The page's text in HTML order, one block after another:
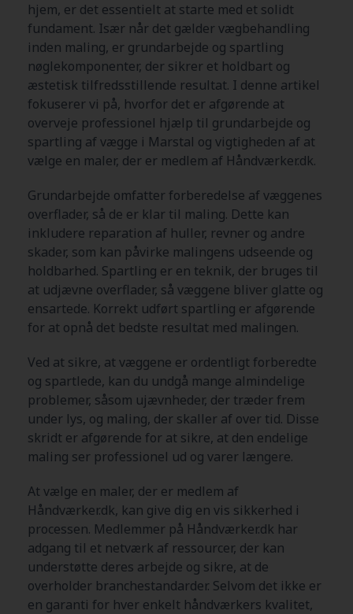
hjem, er det essentielt at starte med et solidt
fundament. Især når det gælder vægbehandling
inden maling, er grundarbejde og spartling
nøglekomponenter, der sikrer et holdbart og
æstetisk tilfredsstillende resultat. I denne artikel
fokuserer vi på, hvorfor det er afgørende at
overveje professionel hjælp til grundarbejde og
spartling af vægge i Marstal og vigtigheden af at
vælge en maler, der er medlem af Håndværker.dk.
Grundarbejde omfatter forberedelse af væggenes
overflader, så de er klar til maling. Dette kan
inkludere reparation af huller, revner og andre
skader, som kan påvirke malingens udseende og
holdbarhed. Spartling er en teknik, der bruges til
at udjævne overflader, så væggene bliver glatte og
ensartede. Korrekt udført spartling er afgørende
for at opnå det bedste resultat med malingen.
Ved at sikre, at væggene er ordentligt forberedte
og spartlede, kan du undgå mange almindelige
problemer, såsom ujævnheder, der træder frem
under lys, og maling, der skaller af over tid. Disse
skridt er afgørende for at sikre, at den endelige
maling ser professionel ud og varer længere.
At vælge en maler, der er medlem af
Håndværker.dk, kan give dig en vis sikkerhed i
processen. Medlemmer på Håndværker.dk har
adgang til et netværk af ressourcer, der kan
understøtte deres arbejde og sikre, at de
overholder branchestandarder. Selvom det ikke er
en garanti for hver enkelt håndværkers kvalitet,